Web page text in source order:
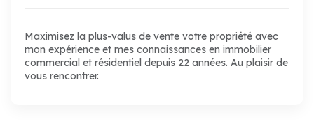
Maximisez la plus-valus de vente votre propriété avec
mon expérience et mes connaissances en immobilier
commercial et résidentiel depuis 22 années. Au plaisir de
vous rencontrer.